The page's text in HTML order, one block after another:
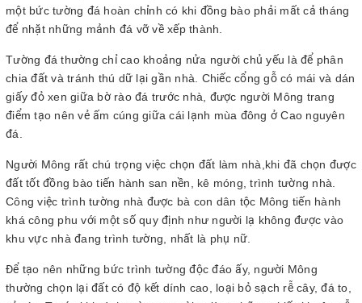
một bức tường đá hoàn chỉnh có khi đồng bào phải mất cả tháng
để nhặt những mảnh đá vỡ về xếp thành.
Tường đá thường chỉ cao khoảng nửa người chủ yếu là để phân
chia đất và tránh thú dữ lại gần nhà. Chiếc cổng gỗ có mái và dán
giấy đỏ xen giữa bờ rào đá trước nhà, được người Mông trang
điểm tạo nên vẻ ấm cúng giữa cái lạnh mùa đông ở Cao nguyên
đá.
Người Mông rất chú trọng việc chọn đất làm nhà,khi đã chọn được
đất tốt đồng bào tiến hành san nền, kê móng, trình tường nhà.
Công việc trình tường nhà được bà con dân tộc Mông tiến hành
khá công phu với một số quy định như người lạ không được vào
khu vực nhà đang trình tường, nhất là phụ nữ.
Để tạo nên những bức trình tường độc đáo ấy, người Mông
thường chọn lại đất có độ kết dính cao, loại bỏ sạch rễ cây, đá to,